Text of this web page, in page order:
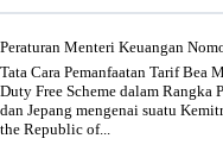
Peraturan Menteri Keuangan
Tata Cara Pemanfaatan Tarif Bea
Duty Free Scheme dalam Rangka
dan Jepang mengenai suatu
the Republic of...